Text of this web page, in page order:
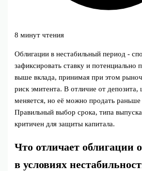
8 минут чтения
Облигации в нестабильный период -
зафиксировать ставку и потенциально
выше вклада, принимая при этом
риск эмитента. В отличие от депозита,
меняется, но её можно продать раньше
Правильный выбор срока, типа
критичен для защиты капитала.
Что отличает облигации
в условиях